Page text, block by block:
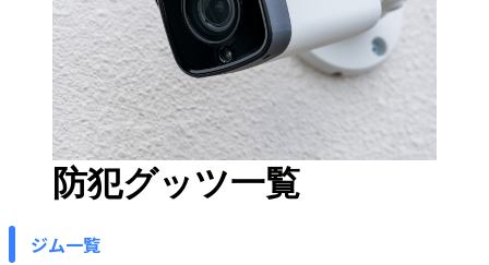
防犯グッツ一覧
ジム一覧